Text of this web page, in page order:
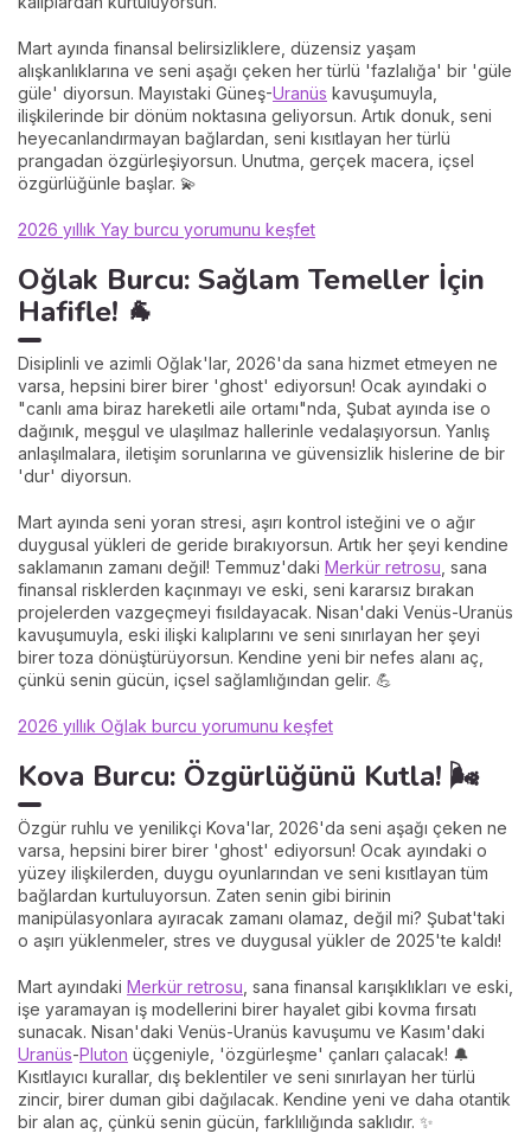
Mart ayında finansal belirsizliklere, düzensiz yaşam
alışkanlıklarına ve seni aşağı çeken her türlü 'fazlalığa' bir 'güle
güle' diyorsun. Mayıstaki Güneş-Uranüs kavuşumuyla,
ilişkilerinde bir dönüm noktasına geliyorsun. Artık donuk, seni
heyecanlandırmayan bağlardan, seni kısıtlayan her türlü
prangadan özgürleşiyorsun. Unutma, gerçek macera, içsel
özgürlüğünle başlar. 💫
2026 yıllık Yay burcu yorumunu keşfet
Oğlak Burcu: Sağlam Temeller İçin
Hafifle! 🐐
Disiplinli ve azimli Oğlak'lar, 2026'da sana hizmet etmeyen ne
varsa, hepsini birer birer 'ghost' ediyorsun! Ocak ayındaki o
"canlı ama biraz hareketli aile ortamı"nda, Şubat ayında ise o
dağınık, meşgul ve ulaşılmaz hallerinle vedalaşıyorsun. Yanlış
anlaşılmalara, iletişim sorunlarına ve güvensizlik hislerine de bir
'dur' diyorsun.
Mart ayında seni yoran stresi, aşırı kontrol isteğini ve o ağır
duygusal yükleri de geride bırakıyorsun. Artık her şeyi kendine
saklamanın zamanı değil! Temmuz'daki Merkür retrosu , sana
finansal risklerden kaçınmayı ve eski, seni kararsız bırakan
projelerden vazgeçmeyi fısıldayacak. Nisan'daki Venüs-Uranüs
kavuşumuyla, eski ilişki kalıplarını ve seni sınırlayan her şeyi
birer toza dönüştürüyorsun. Kendine yeni bir nefes alanı aç,
çünkü senin gücün, içsel sağlamlığından gelir. 💪
2026 yıllık Oğlak burcu yorumunu keşfet
Kova Burcu: Özgürlüğünü Kutla! 🌬️
Özgür ruhlu ve yenilikçi Kova'lar, 2026'da seni aşağı çeken ne
varsa, hepsini birer birer 'ghost' ediyorsun! Ocak ayındaki o
yüzey ilişkilerden, duygu oyunlarından ve seni kısıtlayan tüm
bağlardan kurtuluyorsun. Zaten senin gibi birinin
manipülasyonlara ayıracak zamanı olamaz, değil mi? Şubat'taki
o aşırı yüklenmeler, stres ve duygusal yükler de 2025'te kaldı!
Mart ayındaki Merkür retrosu , sana finansal karışıklıkları ve eski,
işe yaramayan iş modellerini birer hayalet gibi kovma fırsatı
sunacak. Nisan'daki Venüs-Uranüs kavuşumu ve Kasım'daki
Uranüs-Pluton üçgeniyle, 'özgürleşme' çanları çalacak! 🔔
Kısıtlayıcı kurallar, dış beklentiler ve seni sınırlayan her türlü
zincir, birer duman gibi dağılacak. Kendine yeni ve daha otantik
bir alan aç, çünkü senin gücün, farklılığında saklıdır. ✨